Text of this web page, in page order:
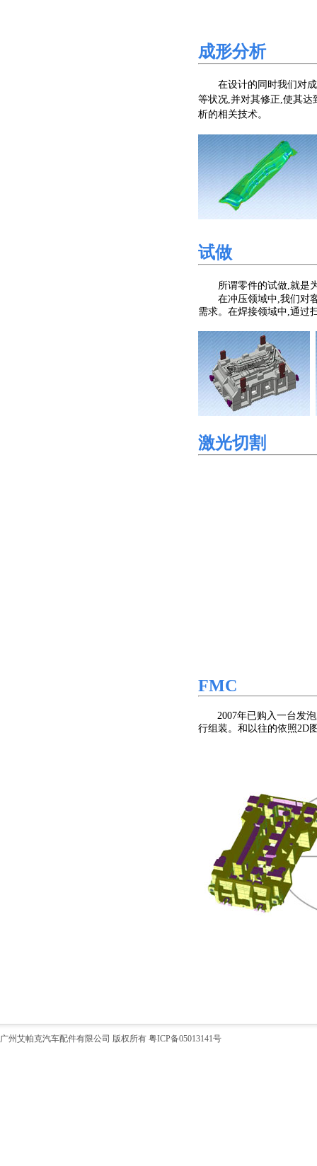
成形分析
在设计的同时我们对成
等状况,并对其修正,使其达
析的相关技术。
试做
所谓零件的试做,就是
在冲压领域中,我们对客
需求。在焊接领域中,通过
激光切割
FMC
2007年已购入一台发泡
行组装。和以往的依照2D
广州艾帕克汽车配件有限公司 版权所有 粤ICP备05013141号